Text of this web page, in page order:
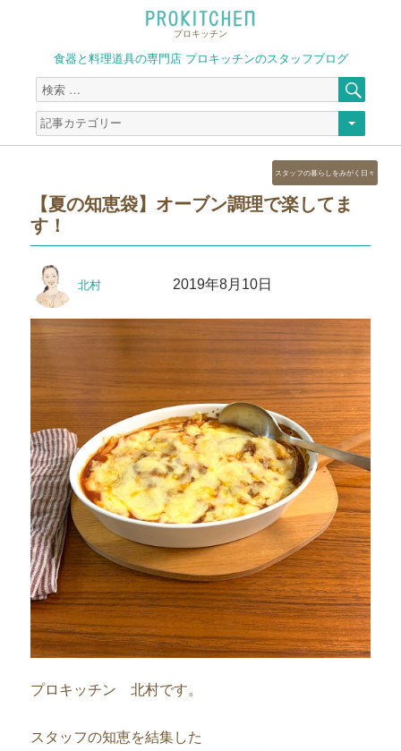
プロキッチン
食器と料理道具の専門店 プロキッチンのスタッフブログ
検
索
対
象:
索
【夏の知恵袋】オーブン調理で楽してま
す！
稿
北村 2019年8月10日
カ
テ
ゴ
ー
スタッフの暮らしをみがく日々
プロキッチン 北村です。
スタッフの知恵を結集した